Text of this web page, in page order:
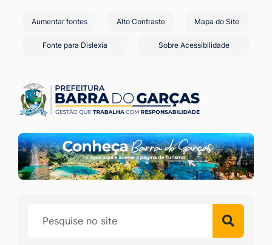
de
atalhos
links
de
acessibilidade
para
[alt+1]
Ir
para
o
menu
[alt+2]
Aumentar fontes Alto Contraste Mapa do Site
Fonte para Dislexia Sobre Acessibilidade